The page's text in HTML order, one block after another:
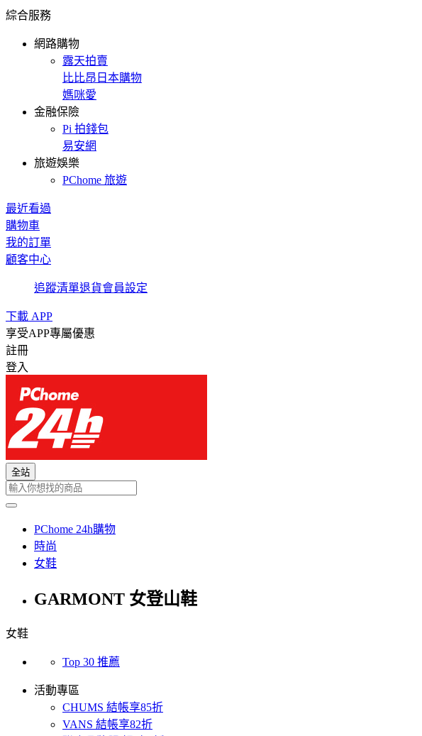
綜合服務
網路購物
露天拍賣
比比昂日本購物
媽咪愛
金融保險
Pi 拍錢包
易安網
旅遊娛樂
PChome 旅遊
最近看過
購物車
我的訂單
顧客中心
追蹤清單退貨會員設定
下載 APP
享受APP專屬優惠
註冊
登入
全站
PChome 24h購物
時尚
女鞋
GARMONT 女登山鞋
女鞋
Top 30 推薦
活動專區
CHUMS 結帳享85折
VANS 結帳享82折